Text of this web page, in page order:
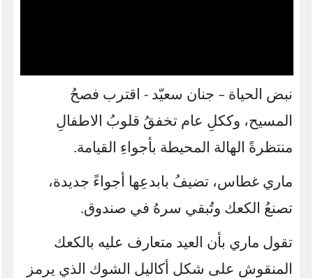
نبض الحياة – جنان سعيّد - اقترب فصحُ
المسيح، وككلِ عام تخفقُ قلوبُ الاطفالِ
منتظرةً الهالة المحيطة بأجواءِ القيامة.
ماري غطاس، تضيفُ بابدعِها أجواءً جديدة،
تصنعُ الكعك وتُبقي سرهُ في صندوق.
تقول ماري بأن العيد متعارف عليه بالكعك
المنقوش على شكل أكاليل الشوك الذي يرمز